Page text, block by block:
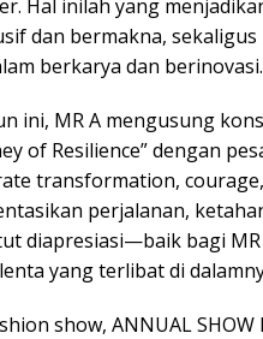
Hal inilah yang
dan bermakna, sekaligus
berkarya dan berinovasi.
ini, MR A mengusung
of Resilience” dengan
transformation,
perjalanan,
diapresiasi—baik bagi MR
yang terlibat di
show, ANNUAL SHOW